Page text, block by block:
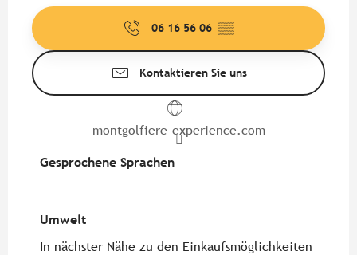
06 16 56 06 ▒▒
Kontaktieren Sie uns
montgolfiere-experience.com
Gesprochene Sprachen
Gesprochene Sprachen
Umwelt
Umwelt
In nächster Nähe zu den Einkaufsmöglichkeiten